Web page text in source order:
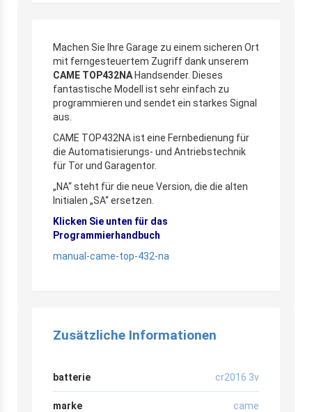
Machen Sie Ihre Garage zu einem sicheren Ort
mit ferngesteuertem Zugriff dank unserem
CAME TOP432NAHandsender. Dieses
fantastische Modell ist sehr einfach zu
programmieren und sendet ein starkes Signal
aus.
CAME TOP432NA ist eine Fernbedienung für
die Automatisierungs- und Antriebstechnik
für Tor und Garagentor.
„NA“ steht für die neue Version, die die alten
Initialen „SA“ ersetzen.
Klicken Sie unten für das
Programmierhandbuch
manual-came-top-432-na
Zusätzliche Informationen
batterie cr2016 3v
marke came